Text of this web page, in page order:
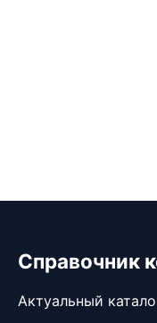
Справочник
Актуальный